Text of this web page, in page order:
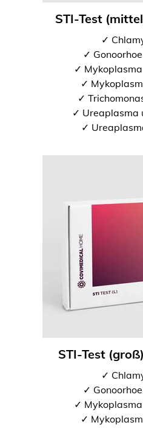
STI-Test
✓
✓
✓
✓
✓
✓ Ureaplasma
✓
STI-Test
✓
✓
✓
✓